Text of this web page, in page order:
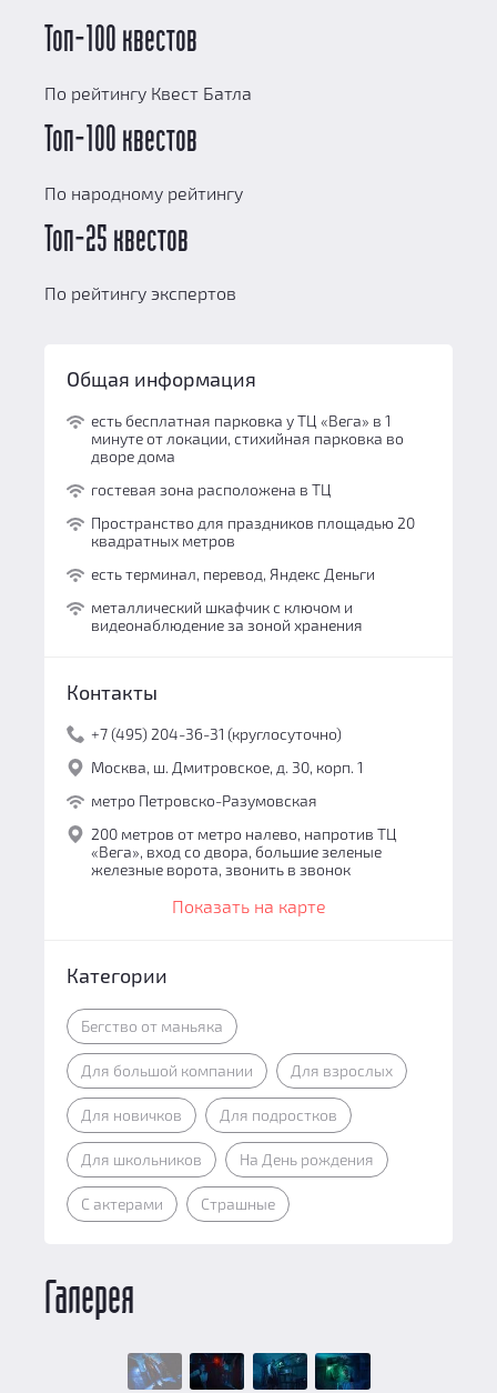
Топ-100 квестов
По рейтингу Квест Батла
Топ-100 квестов
По народному рейтингу
Топ-25 квестов
По рейтингу экспертов
Общая информация
есть бесплатная парковка у ТЦ «Вега» в 1
минуте от локации, стихийная парковка во
дворе дома
гостевая зона расположена в ТЦ
Пространство для праздников площадью 20
квадратных метров
есть терминал, перевод, Яндекс Деньги
металлический шкафчик с ключом и
видеонаблюдение за зоной хранения
Контакты
+7 (495) 204-36-31 (круглосуточно)
Москва, ш. Дмитровское, д. 30, корп. 1
метро Петровско-Разумовская
200 метров от метро налево, напротив ТЦ
«Вега», вход со двора, большие зеленые
железные ворота, звонить в звонок
Показать на карте
Категории
Бегство от маньяка
Для большой компании Для взрослых
Для новичков Для подростков
Для школьников На День рождения
С актерами Страшные
Галерея